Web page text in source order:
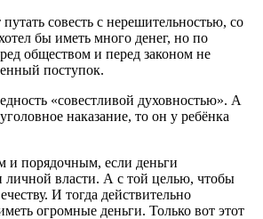
совесть с нерешительностью, со
бы иметь много денег, но по
обществом и перед законом не
поступок.
«совестливой духовностью». А
наказание, то он у ребёнка
и порядочным, если деньги
личной власти. А с той целью, чтобы
И тогда действительно
огромные деньги. Только вот этот